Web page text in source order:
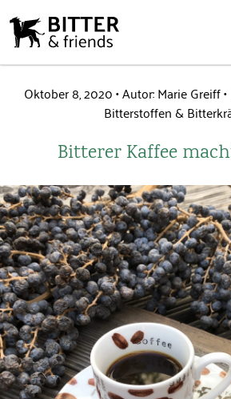
Über uns
Warum Bitterstoffe?
Rezepte & Tipps
Häufige Fragen
Wiederverkäufer werden
Shop
Warenkorb
Oktober 8, 2020 Autor: Marie Greiff
Bitterstoffen &
Bitterer Kaffee